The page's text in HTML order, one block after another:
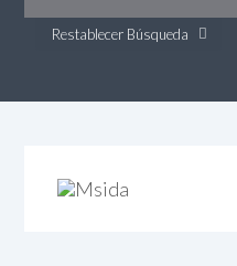
Restablecer Búsqueda